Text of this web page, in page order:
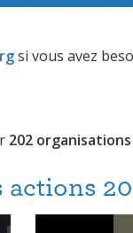
si vous avez
202 organisations
actions